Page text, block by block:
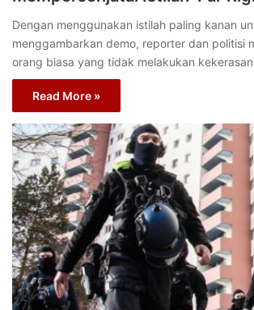
Dengan menggunakan istilah paling kanan
menggambarkan demo, reporter dan politisi
orang biasa yang tidak melakukan
Read More »